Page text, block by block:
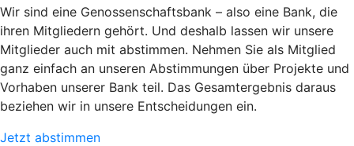
Wir sind eine Genossenschaftsbank – also eine Bank, die
ihren Mitgliedern gehört. Und deshalb lassen wir unsere
Mitglieder auch mit abstimmen. Nehmen Sie als Mitglied
ganz einfach an unseren Abstimmungen über Projekte und
Vorhaben unserer Bank teil. Das Gesamtergebnis daraus
beziehen wir in unsere Entscheidungen ein.
Jetzt abstimmen